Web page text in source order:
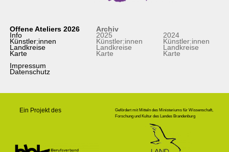
Offene Ateliers 2026
Info
Künstler:innen
Landkreise
Karte
Impressum
Datenschutz
Archiv
2025
Künstler:innen
Landkreise
Karte
2024
Künstler:innen
Landkreise
Karte
Ein Projekt des
Gefördert mit Mitteln des Ministeriums für Wissenschaft,
Forschung und Kultur des Landes Brandenburg